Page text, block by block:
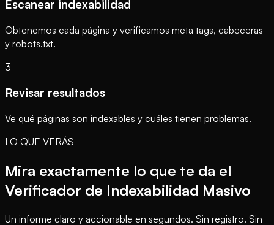
Escanear indexabilidad
Obtenemos cada página y verificamos meta tags, cabeceras
y robots.txt.
3
Revisar resultados
Ve qué páginas son indexables y cuáles tienen problemas.
LO QUE VERÁS
Mira exactamente lo que te da el
Verificador de Indexabilidad Masivo
Un informe claro y accionable en segundos. Sin registro. Sin